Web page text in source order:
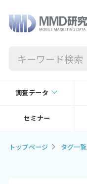
調査データ
セミナー
トップページ タグ一覧